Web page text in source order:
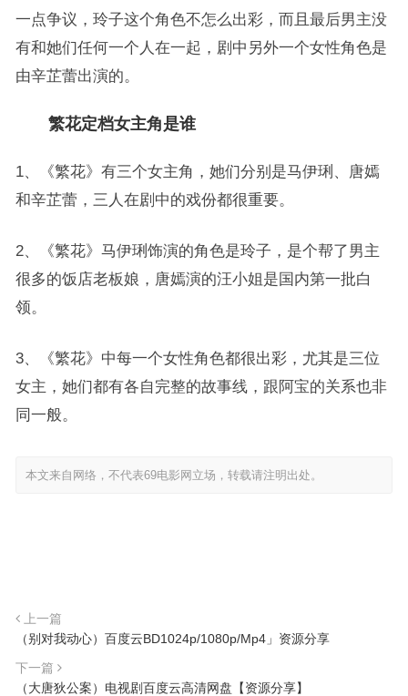
一点争议，玲子这个角色不怎么出彩，而且最后男主没
有和她们任何一个人在一起，剧中另外一个女性角色是
由辛芷蕾出演的。
繁花定档女主角是谁
1、《繁花》有三个女主角，她们分别是马伊琍、唐嫣
和辛芷蕾，三人在剧中的戏份都很重要。
2、《繁花》马伊琍饰演的角色是玲子，是个帮了男主
很多的饭店老板娘，唐嫣演的汪小姐是国内第一批白
领。
3、《繁花》中每一个女性角色都很出彩，尤其是三位
女主，她们都有各自完整的故事线，跟阿宝的关系也非
同一般。
本文来自网络，不代表69电影网立场，转载请注明出处。
上一篇
（别对我动心）百度云BD1024p/1080p/Mp4」资源分享
下一篇
（大唐狄公案）电视剧百度云高清网盘【资源分享】